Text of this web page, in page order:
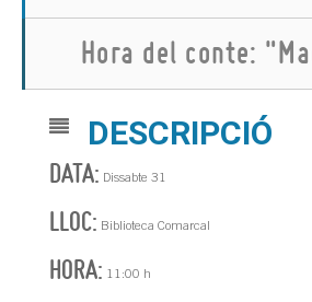
Hora del conte:
DESCRIPCIÓ
DATA: Dissabte 31
LLOC: Biblioteca Comarcal
HORA: 11:00 h